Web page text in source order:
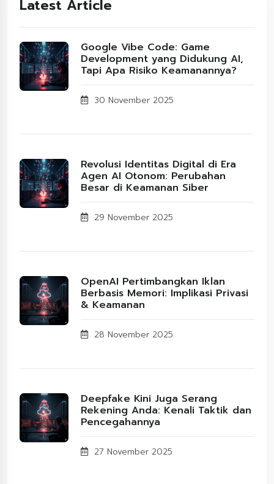
Latest Article
Google Vibe Code: Game
Development yang Didukung AI,
Tapi Apa Risiko Keamanannya?
30 November 2025
Revolusi Identitas Digital di Era
Agen AI Otonom: Perubahan
Besar di Keamanan Siber
29 November 2025
OpenAI Pertimbangkan Iklan
Berbasis Memori: Implikasi Privasi
& Keamanan
28 November 2025
Deepfake Kini Juga Serang
Rekening Anda: Kenali Taktik dan
Pencegahannya
27 November 2025